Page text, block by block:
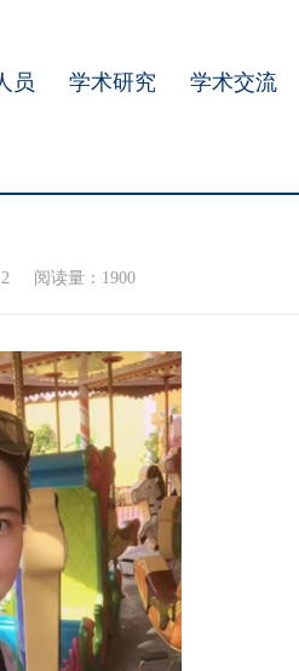
员 学术研究 学术交流
阅读量：1900